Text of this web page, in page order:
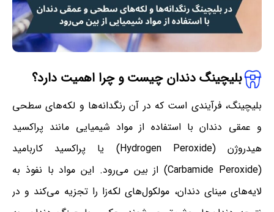
بلیچینگ دندان چیست و چرا اهمیت دارد؟
بلیچینگ، فرآیندی است که در آن رنگدانه‌ها و لکه‌های سطحی
و عمقی دندان با استفاده از مواد شیمیایی مانند پراکسید
هیدروژن (Hydrogen Peroxide) یا پراکسید کاربامید
(Carbamide Peroxide) از بین می‌رود. این مواد با نفوذ به
لایه‌های مینای دندان، مولکول‌های لکه‌زا را تجزیه می‌کند و در